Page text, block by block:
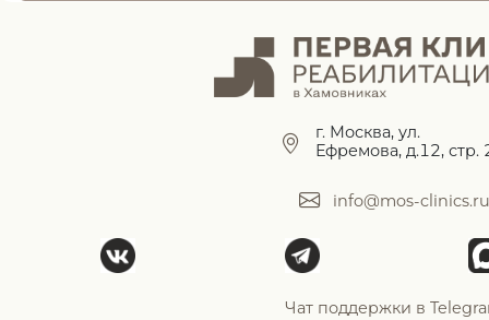
г. Москва, ул.
Ефремова, д.12, стр.
info@mos-clinics.ru
Чат поддержки в